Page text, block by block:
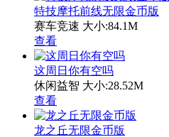
特技摩托前线无限金币版
赛车竞速 大小:84.1M
查看
这周日你有空吗
休闲益智 大小:28.52M
查看
龙之丘无限金币版